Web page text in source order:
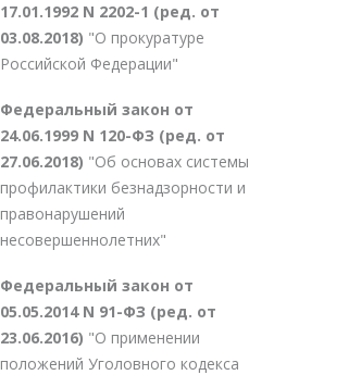
17.01.1992 N 2202-1 (ред. от
03.08.2018) "О прокуратуре
Российской Федерации"
Федеральный закон от
24.06.1999 N 120-ФЗ (ред. от
27.06.2018) "Об основах системы
профилактики безнадзорности и
правонарушений
несовершеннолетних"
Федеральный закон от
05.05.2014 N 91-ФЗ (ред. от
23.06.2016) "О применении
положений Уголовного кодекса